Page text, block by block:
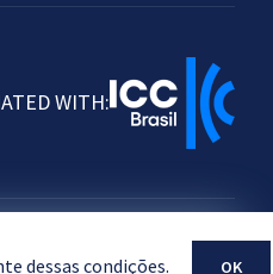
dessas condições. OK
WITH: